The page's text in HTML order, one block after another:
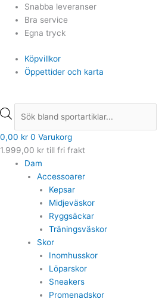
Hoppa
innehåll
Snabba leveranser
Bra service
Egna tryck
Köpvillkor
Öppettider och karta
Products
search
0,00 kr 0 Varukorg
1.999,00 kr till fri frakt
Dam
Accessoarer
Kepsar
Midjeväskor
Ryggsäckar
Träningsväskor
Skor
Inomhusskor
Löparskor
Sneakers
Promenadskor
Products
search